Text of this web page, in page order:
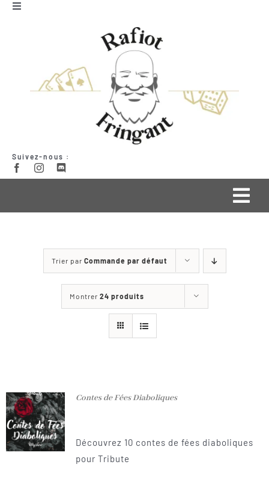
Passer
Suivez-nous :
Toggle
Les jeux
Contact
Trier par Commande par défaut
Montrer 24 produits
Contes de Fées Diaboliques
Découvrez 10 contes de fées diaboliques
pour Tribute